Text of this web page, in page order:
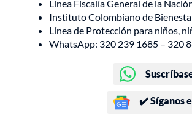
Línea Fiscalía General de la
Instituto Colombiano de
Línea de Protección para niños,
WhatsApp: 320 239 1685 – 320
✔️ Síganos